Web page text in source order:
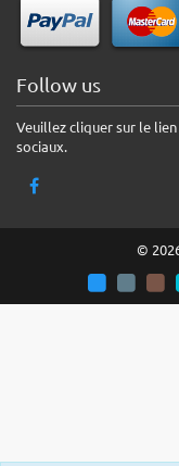
Follow us
Veuillez cliquer sur le
sociaux.
©